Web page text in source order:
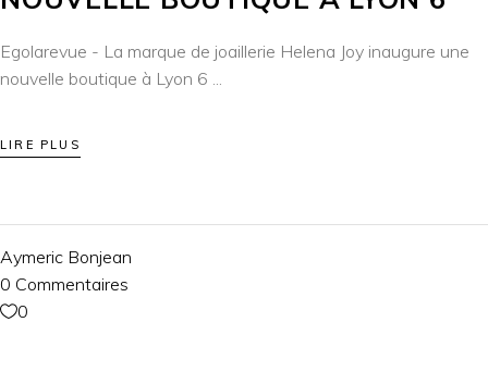
Egolarevue - La marque de joaillerie Helena Joy inaugure une
nouvelle boutique à Lyon 6
LIRE PLUS
Aymeric Bonjean
0 Commentaires
0